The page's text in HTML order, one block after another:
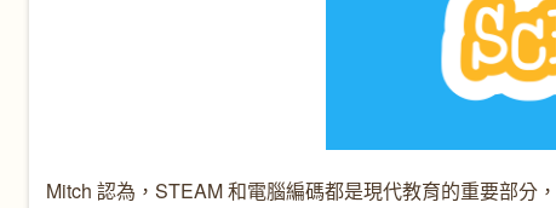
Mitch 認為，STEAM 和電腦編碼都是現代教育的重要部分